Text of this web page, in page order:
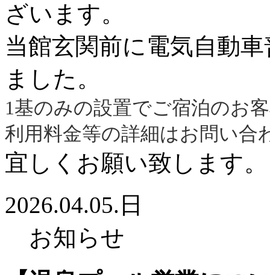
ざいます。
当館玄関前に電気自動
ました。
1基のみの設置でご宿泊のお
利用料金等の詳細はお問い合
宜しくお願い致します。
2026.04.05.日
お知らせ